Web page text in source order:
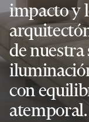
impacto y
de nuestra
con
atemporal.